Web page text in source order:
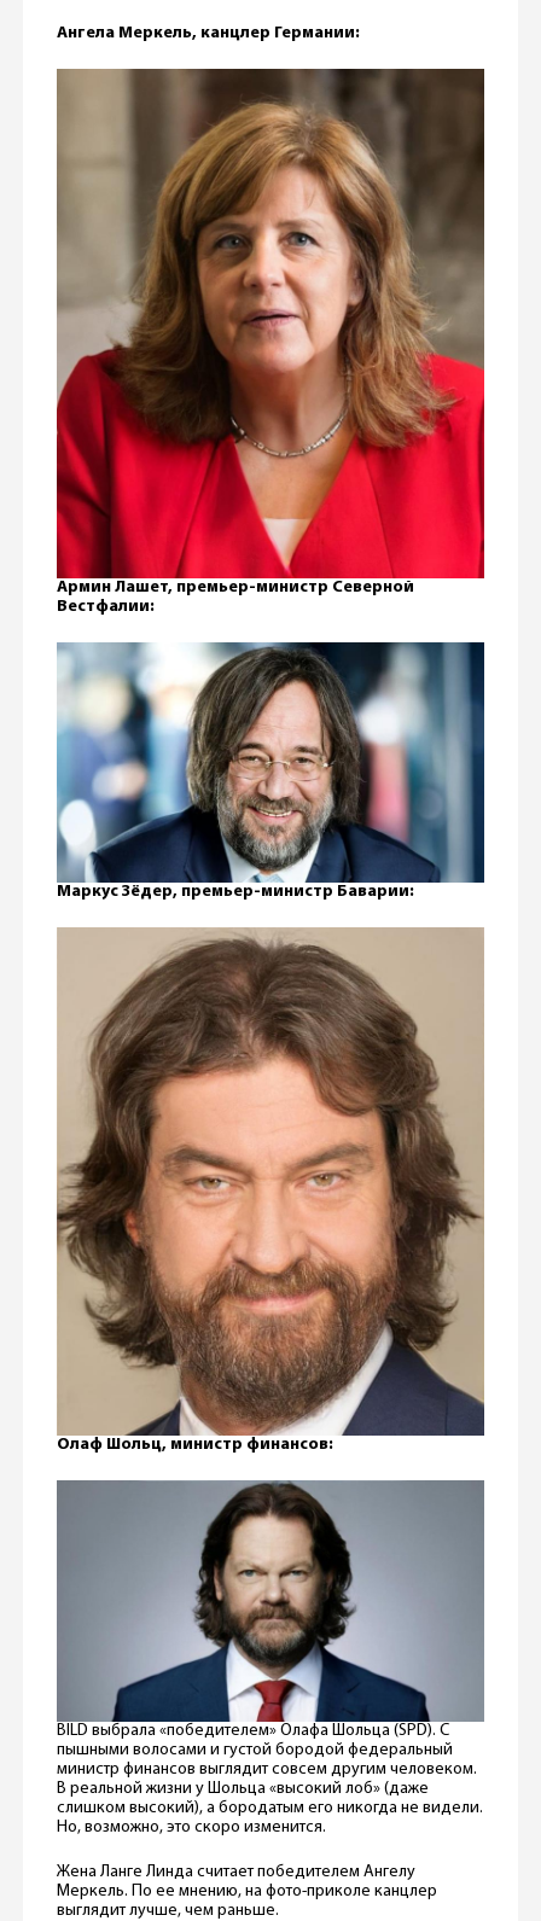
Ангела Меркель, канцлер Германии:
Армин Лашет, премьер-министр Северной
Вестфалии:
Маркус Зёдер, премьер-министр Баварии:
Олаф Шольц, министр финансов:
BILD выбрала «победителем» Олафа Шольца (SPD). С
пышными волосами и густой бородой федеральный
министр финансов выглядит совсем другим человеком.
В реальной жизни у Шольца «высокий лоб» (даже
слишком высокий), а бородатым его никогда не видели.
Но, возможно, это скоро изменится.
Жена Ланге Линда считает победителем Ангелу
Меркель. По ее мнению, на фото-приколе канцлер
выглядит лучше, чем раньше.